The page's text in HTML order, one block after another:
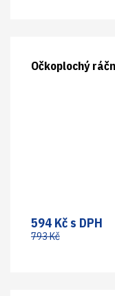
Očkoplochý
594 Kč s DPH
793 Kč